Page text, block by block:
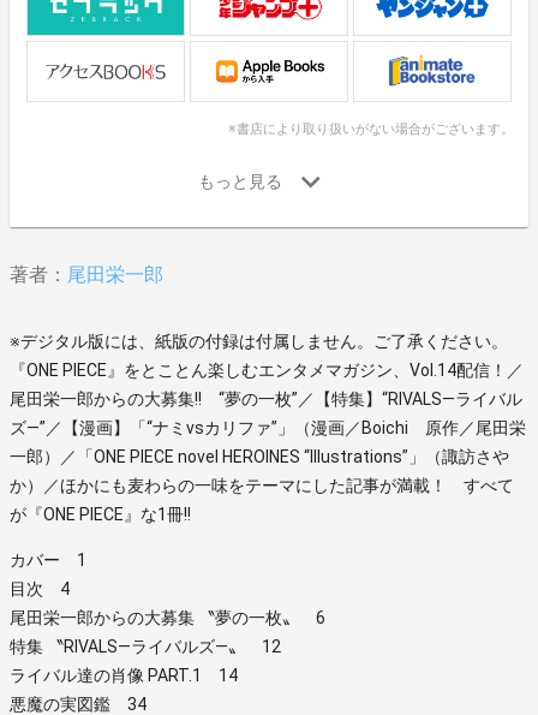
※書店により取り扱いがない場合がございます。
著者： 尾田栄一郎
※デジタル版には、紙版の付録は付属しません。ご了承ください。
『ONE PIECE』をとことん楽しむエンタメマガジン、Vol.14配信！／
尾田栄一郎からの大募集!! “夢の一枚”／【特集】“RIVALS―ライバル
ズ―”／【漫画】「“ナミvsカリファ”」（漫画／Boichi 原作／尾田栄
一郎）／「ONE PIECE novel HEROINES “Illustrations”」（諏訪さや
か）／ほかにも麦わらの一味をテーマにした記事が満載！ すべて
が『ONE PIECE』な1冊!!
カバー 1
目次 4
尾田栄一郎からの大募集 〝夢の一枚〟 6
特集 〝RIVALS―ライバルズ―〟 12
ライバル達の肖像 PART.1 14
悪魔の実図鑑 34